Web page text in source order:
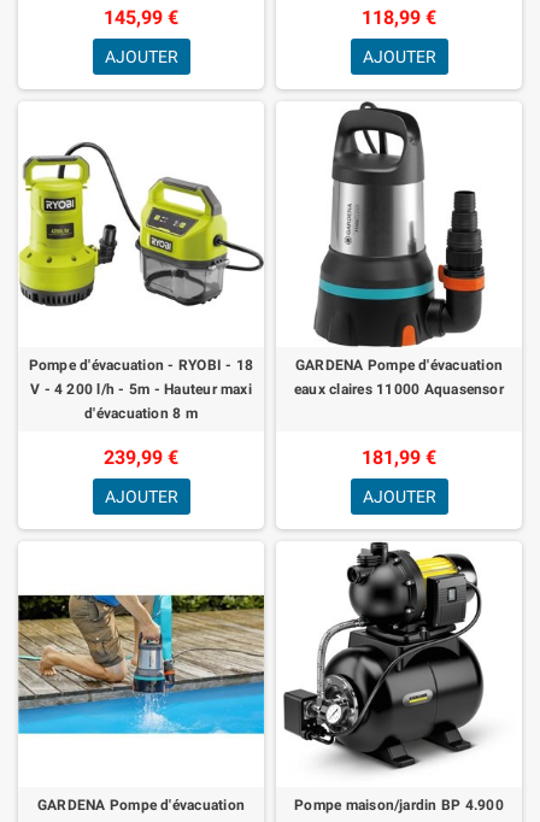
145,99 €
AJOUTER
118,99 €
AJOUTER
Pompe d'évacuation - RYOBI - 18
V - 4 200 l/h - 5m - Hauteur maxi
d'évacuation 8 m
239,99 €
AJOUTER
GARDENA Pompe d'évacuation
eaux claires 11000 Aquasensor
181,99 €
AJOUTER
GARDENA Pompe d'évacuation
Pompe maison/jardin BP 4.900